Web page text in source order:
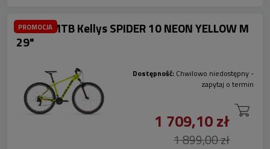
Rower MTB Kellys SPIDER 10 NEON YELLOW M
29"
Dostępność: Chwilowo niedostępny -
zapytaj o termin
1 709,10 zł
1 899,00 zł
PROMOCJA